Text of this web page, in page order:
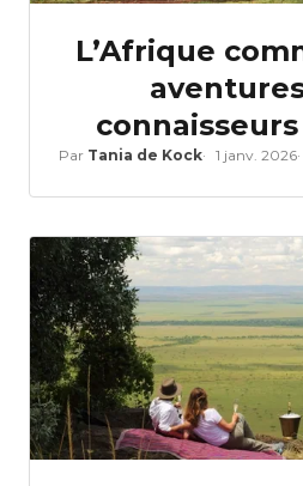
L’Afrique
Par Tania de Kock 1 janv. 2026